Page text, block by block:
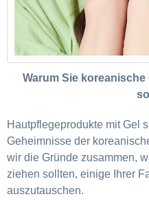
Warum Sie
Hautpflegeprodukte mit Gel
Geheimnisse der
wir die Gründe zusammen,
ziehen sollten, einige Ihrer
auszutauschen.